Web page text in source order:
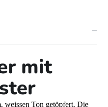
mit
weissen Ton getöpfert. Die